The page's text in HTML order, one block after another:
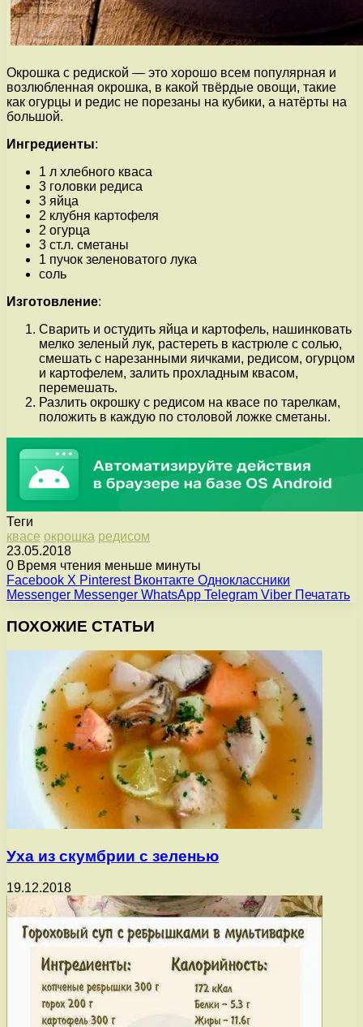
Окрошка с редиской — это хорошо всем популярная и
возлюбленная окрошка, в какой твёрдые овощи, такие
как огурцы и редис не порезаны на кубики, а натёрты на
большой.
Ингредиенты:
1 л хлебного кваса
3 головки редиса
3 яйца
2 клубня картофеля
2 огурца
3 ст.л. сметаны
1 пучок зеленоватого лука
соль
Изготовление:
Сварить и остудить яйца и картофель, нашинковать
мелко зеленый лук, растереть в кастрюле с солью,
смешать с нарезанными яичками, редисом, огурцом
и картофелем, залить прохладным квасом,
перемешать.
Разлить окрошку с редисом на квасе по тарелкам,
положить в каждую по столовой ложке сметаны.
Теги
квасе окрошка редисом
23.05.2018
0 Время чтения меньше минуты
Facebook X Pinterest Вконтакте Одноклассники
Messenger Messenger WhatsApp Telegram Viber Печатать
ПОХОЖИЕ СТАТЬИ
Уха из скумбрии с зеленью
19.12.2018